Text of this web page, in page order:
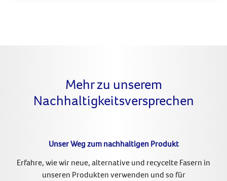
Mehr zu unserem
Nachhaltigkeitsversprechen
Unser Weg zum nachhaltigen Produkt
Erfahre, wie wir neue, alternative und recycelte Fasern in
unseren Produkten verwenden und so für